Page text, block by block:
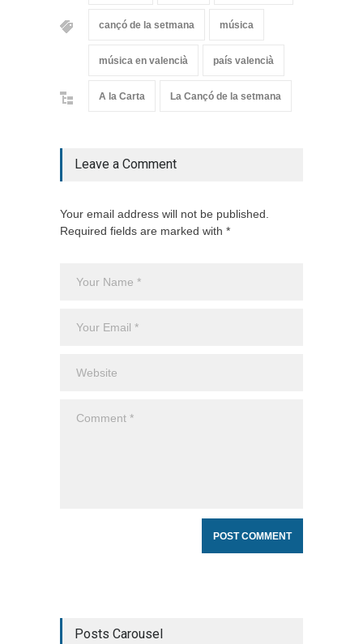
cançó de la setmana música
música en valencià país valencià
A la Carta La Cançó de la setmana
Leave a Comment
Your email address will not be published.
Required fields are marked with *
Posts Carousel